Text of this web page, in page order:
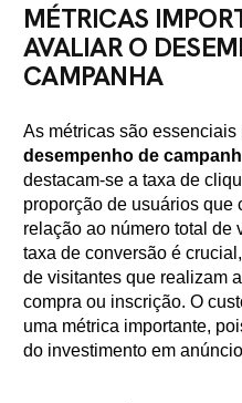
MÉTRICAS
AVALIAR O
CAMPANHA
As métricas são essenciais
desempenho de
destacam-se a taxa de
proporção de usuários que
relação ao número total de
taxa de conversão é
de visitantes que realizam
compra ou inscrição. O
uma métrica importante,
do investimento em